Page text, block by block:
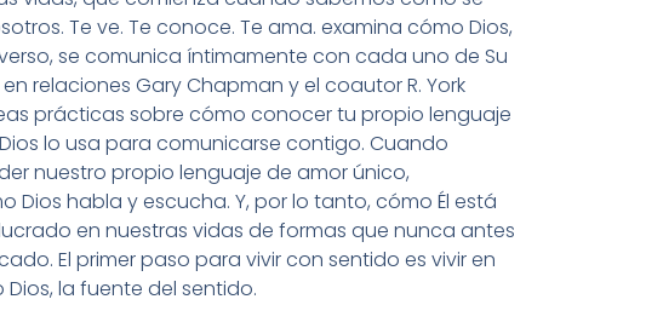
Te ve. Te conoce. Te ama. examina cómo Dios,
se comunica íntimamente con cada uno de Su
relaciones Gary Chapman y el coautor R. York
prácticas sobre cómo conocer tu propio lenguaje
lo usa para comunicarse contigo. Cuando
nuestro propio lenguaje de amor único,
Dios habla y escucha. Y, por lo tanto, cómo Él está
en nuestras vidas de formas que nunca antes
El primer paso para vivir con sentido es vivir en
la fuente del sentido.